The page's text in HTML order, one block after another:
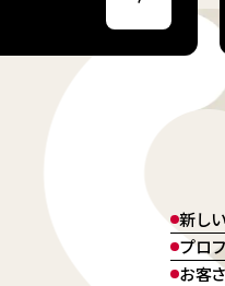
新し
プロ
お客